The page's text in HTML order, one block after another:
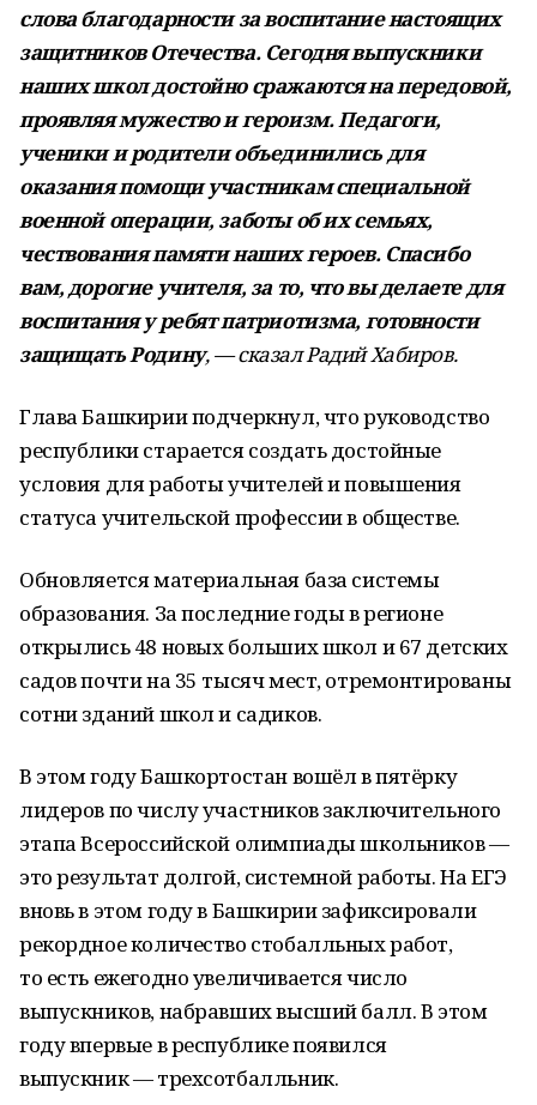
слова благодарности за воспитание настоящих
защитников Отечества. Сегодня выпускники
наших школ достойно сражаются на передовой,
проявляя мужество и героизм. Педагоги,
ученики и родители объединились для
оказания помощи участникам специальной
военной операции, заботы об их семьях,
чествования памяти наших героев. Спасибо
вам, дорогие учителя, за то, что вы делаете для
воспитания у ребят патриотизма, готовности
защищать Родину, — сказал Радий Хабиров.
Глава Башкирии подчеркнул, что руководство
республики старается создать достойные
условия для работы учителей и повышения
статуса учительской профессии в обществе.
Обновляется материальная база системы
образования. За последние годы в регионе
открылись 48 новых больших школ и 67 детских
садов почти на 35 тысяч мест, отремонтированы
сотни зданий школ и садиков.
В этом году Башкортостан вошёл в пятёрку
лидеров по числу участников заключительного
этапа Всероссийской олимпиады школьников —
это результат долгой, системной работы. На ЕГЭ
вновь в этом году в Башкирии зафиксировали
рекордное количество стобалльных работ,
то есть ежегодно увеличивается число
выпускников, набравших высший балл. В этом
году впервые в республике появился
выпускник — трехсотбалльник.